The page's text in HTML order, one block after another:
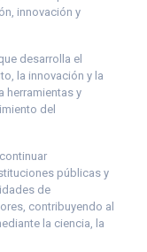
innovación y
desarrolla el
la innovación y la
herramientas y
del
públicas y
de
contribuyendo al
la ciencia, la